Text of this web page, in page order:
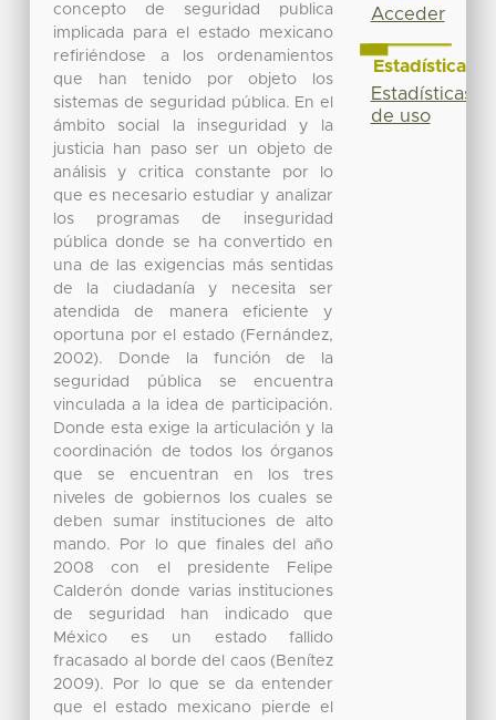
concepto de seguridad publica
implicada para el estado mexicano
refiriéndose a los ordenamientos
que han tenido por objeto los
sistemas de seguridad pública. En el
ámbito social la inseguridad y la
justicia han paso ser un objeto de
análisis y critica constante por lo
que es necesario estudiar y analizar
los programas de inseguridad
pública donde se ha convertido en
una de las exigencias más sentidas
de la ciudadanía y necesita ser
atendida de manera eficiente y
oportuna por el estado (Fernández,
2002). Donde la función de la
seguridad pública se encuentra
vinculada a la idea de participación.
Donde esta exige la articulación y la
coordinación de todos los órganos
que se encuentran en los tres
niveles de gobiernos los cuales se
deben sumar instituciones de alto
mando. Por lo que finales del año
2008 con el presidente Felipe
Calderón donde varias instituciones
de seguridad han indicado que
México es un estado fallido
fracasado al borde del caos (Benítez
2009). Por lo que se da entender
que el estado mexicano pierde el
Acceder
Estadísticas
Estadísticas
de uso